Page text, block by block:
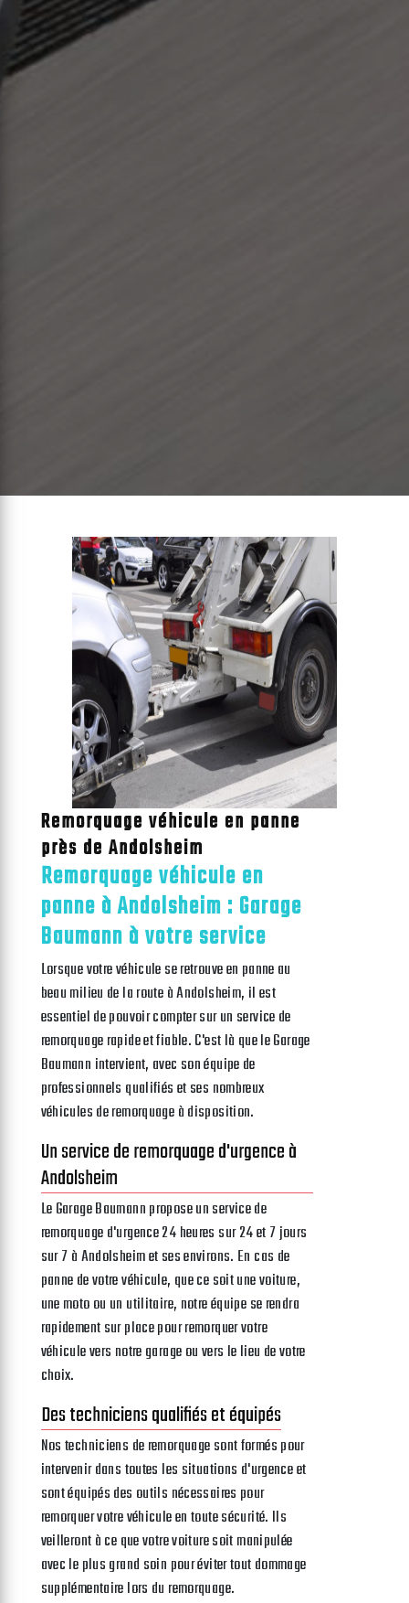
Remorquage véhicule en panne
près de Andolsheim
Remorquage véhicule en
panne à Andolsheim : Garage
Baumann à votre service
Lorsque votre véhicule se retrouve en panne au
beau milieu de la route à Andolsheim, il est
essentiel de pouvoir compter sur un service de
remorquage rapide et fiable. C'est là que le Garage
Baumann intervient, avec son équipe de
professionnels qualifiés et ses nombreux
véhicules de remorquage à disposition.
Un service de remorquage d'urgence à
Andolsheim
Le Garage Baumann propose un service de
remorquage d'urgence 24 heures sur 24 et 7 jours
sur 7 à Andolsheim et ses environs. En cas de
panne de votre véhicule, que ce soit une voiture,
une moto ou un utilitaire, notre équipe se rendra
rapidement sur place pour remorquer votre
véhicule vers notre garage ou vers le lieu de votre
choix.
Des techniciens qualifiés et équipés
Nos techniciens de remorquage sont formés pour
intervenir dans toutes les situations d'urgence et
sont équipés des outils nécessaires pour
remorquer votre véhicule en toute sécurité. Ils
veilleront à ce que votre voiture soit manipulée
avec le plus grand soin pour éviter tout dommage
supplémentaire lors du remorquage.